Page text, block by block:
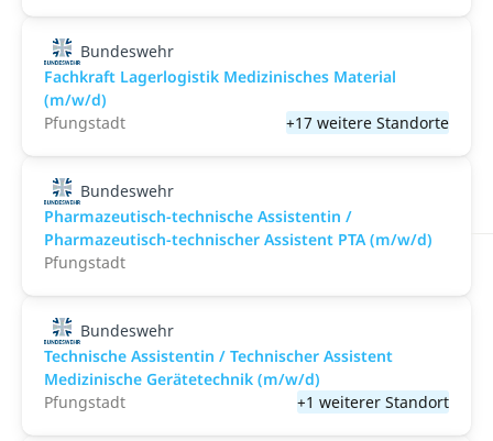
Bundeswehr
Fachkraft Lagerlogistik Medizinisches Material
(m/w/d)
Pfungstadt
+17 weitere Standorte
Bundeswehr
Pharmazeutisch-technische Assistentin /
Pharmazeutisch-technischer Assistent PTA (m/w/d)
Pfungstadt
Bundeswehr
Technische Assistentin / Technischer Assistent
Medizinische Gerätetechnik (m/w/d)
Pfungstadt
+1 weiterer Standort